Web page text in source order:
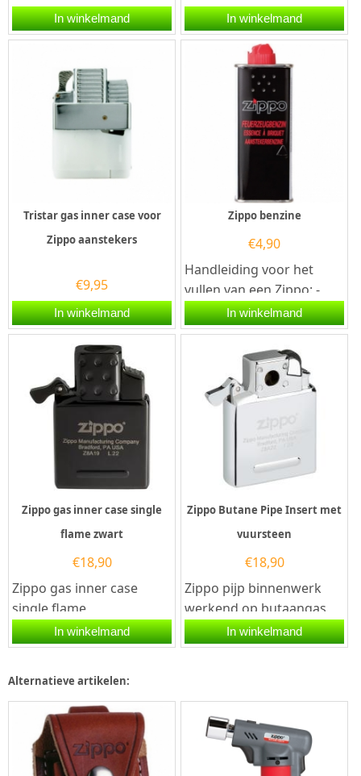
In winkelmand In winkelmand
Tristar gas inner case voor
Zippo aanstekers
€9,95
In winkelmand
Zippo benzine
€4,90
Handleiding voor het
vullen van een Zippo: -
Haal de Zippo uit de
behuizing. - Houd de
In winkelmand
Zippo gas inner case single
flame zwart
€18,90
Zippo gas inner case
single flame
zwart.Verander uw Zippo
aansteker in een
In winkelmand
Zippo Butane Pipe Insert met
vuursteen
€18,90
Zippo pijp binnenwerk
werkend op butaangas,
speciaal bedoeld voor het
onsteken van uw pijp.
In winkelmand
Alternatieve artikelen: